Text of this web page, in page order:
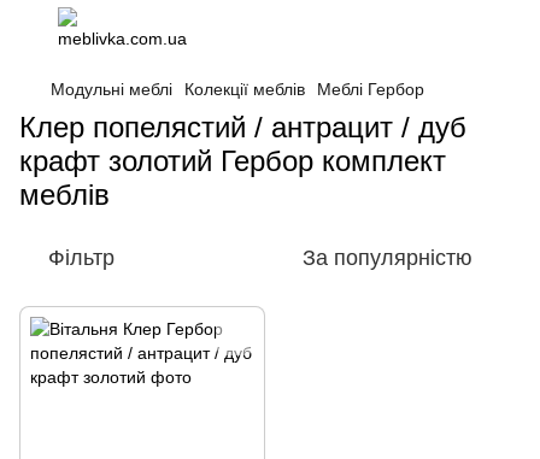
Модульні меблі Колекції меблів Меблі Гербор
Клер попелястий / антрацит / дуб
крафт золотий Гербор комплект
меблів
Фільтр За популярністю